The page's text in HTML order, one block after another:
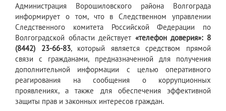
Администрация Ворошиловского района Волгограда
информирует о том, что в Следственном управлении
Следственного комитета Российской Федерации по
Волгоградской области действует «телефон доверия»: 8
(8442) 23-66-83, который является средством прямой
связи с гражданами, предназначенной для получения
дополнительной информации с целью оперативного
реагирования на сообщения о коррупционных
проявлениях, а также для обеспечения эффективной
защиты прав и законных интересов граждан.